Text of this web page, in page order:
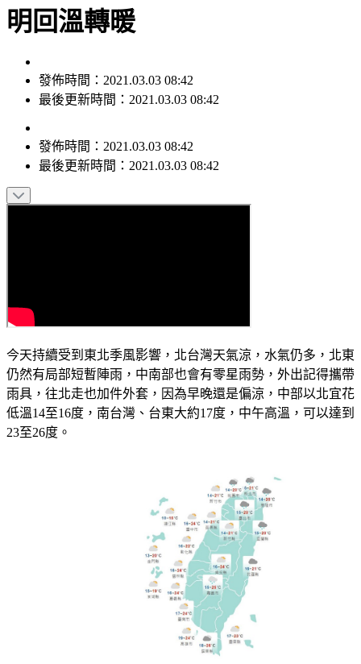
明回溫轉暖
發佈時間：2021.03.03 08:42
最後更新時間：2021.03.03 08:42
發佈時間： 2021.03.03 08:42
最後更新時間： 2021.03.03 08:42
今天持續受到東北季風影響，北台灣天氣涼，水氣仍多，北東
仍然有局部短暫陣雨，中南部也會有零星雨勢，外出記得攜帶
雨具，往北走也加件外套，因為早晚還是偏涼，中部以北宜花
低溫14至16度，南台灣、台東大約17度，中午高溫，可以達到
23至26度。